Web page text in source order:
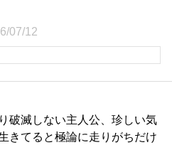
07/12
破滅しない主人公、珍しい気
きてると極論に走りがちだけ